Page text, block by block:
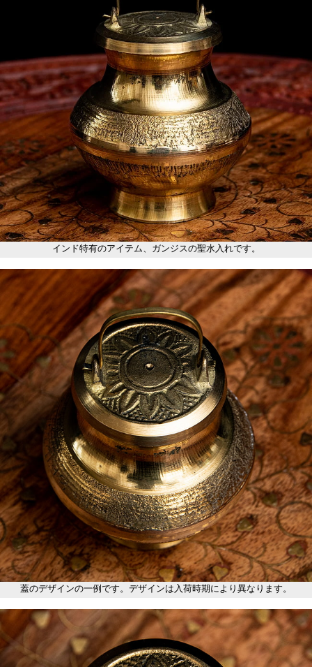
インド特有のアイテム、ガンジスの聖水入れです。
蓋のデザインの一例です。デザインは入荷時期により異なります。